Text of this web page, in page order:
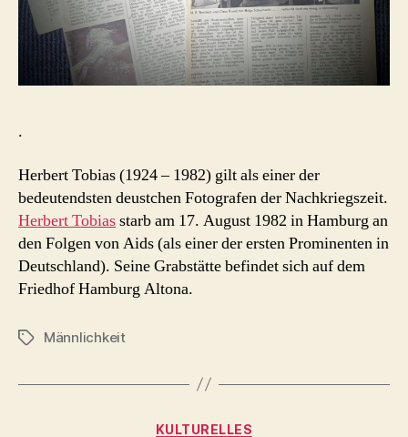
.
Herbert Tobias (1924 – 1982) gilt als einer der
bedeutendsten deustchen Fotografen der Nachkriegszeit.
Herbert Tobiasstarb am 17. August 1982 in Hamburg an
den Folgen von Aids (als einer der ersten Prominenten in
Deutschland). Seine Grabstätte befindet sich auf dem
Friedhof Hamburg Altona.
Schlagwörter
Männlichkeit
Kategorien
KULTURELLES